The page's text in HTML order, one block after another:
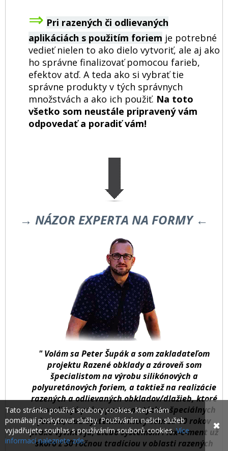
⇒ Pri razených či odlievaných
aplikáciách s použitím foriem je potrebné
vedieť nielen to ako dielo vytvoriť, ale aj ako
ho správne finalizovať pomocou farieb,
efektov atď. A teda ako si vybrať tie
správne produkty v tých správnych
množstvách a ako ich použiť. Na toto
všetko som neustále pripravený vám
odpovedať a poradiť vám!
→ NÁZOR EXPERTA NA FORMY ←
" Volám sa Peter Šupák a som zakladateľom
projektu Razené obklady a zároveň som
špecialistom na výrobu silikónových a
polyuretánových foriem, a taktiež na realizácie
razených a odlievaných obkladov/dlažieb, ktoré
sa realizujú práve pomocou týchto špeciálnych
foriem, buď systémom ktorý som za 10 rokov
praxe vyvinul ja, alebo systémom Flex-c-ment už
skoro z 30 ročnou tradíciou v oblasti razených
Tato stránka používá soubory cookies, které nám
pomáhají poskytovat služby. Používáním našich služeb
vyjadřujete souhlas s používáním souborů cookies.Více
informací naleznete zde.
✖